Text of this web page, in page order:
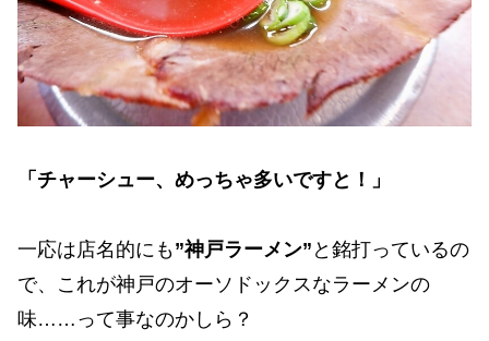
「チャーシュー、めっちゃ多いですと！」
一応は店名的にも”神戸ラーメン” と銘打っているの
で、これが神戸のオーソドックスなラーメンの
味……って事なのかしら？